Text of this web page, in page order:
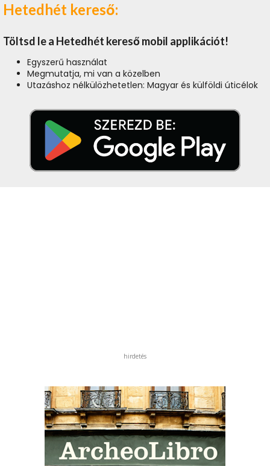
Hetedhét kereső:
Töltsd le a Hetedhét kereső mobil applikációt!
Egyszerű használat
Megmutatja, mi van a közelben
Utazáshoz nélkülözhetetlen: Magyar és külföldi úticélok
hirdetés